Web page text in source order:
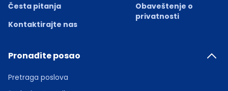
Česta pitanja
Kontaktirajte nas
Obaveštenje o
privatnosti
Pronađite posao
Pretraga poslova